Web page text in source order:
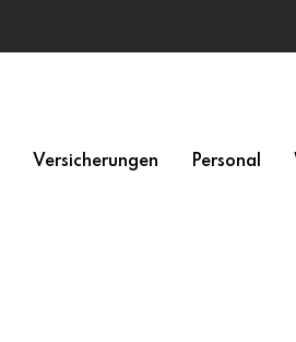
Versicherungen Personal